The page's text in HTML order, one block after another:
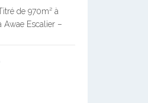
de 970m² à
Awae Escalier –
Catholique –